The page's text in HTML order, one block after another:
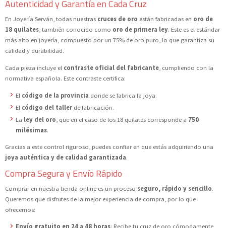
Autenticidad y Garantía en Cada Cruz
En Joyería Serván, todas nuestras cruces de oro están fabricadas en oro de
18 quilates, también conocido como oro de primera ley. Este es el estándar
más alto en joyería, compuesto por un 75% de oro puro, lo que garantiza su
calidad y durabilidad.
Cada pieza incluye el contraste oficial del fabricante , cumpliendo con la
normativa española. Este contraste certifica:
El código de la provincia donde se fabrica la joya.
El código del tallerde fabricación.
La ley del oro , que en el caso de los 18 quilates corresponde a 750
milésimas.
Gracias a este control riguroso, puedes confiar en que estás adquiriendo una
joya auténtica y de calidad garantizada.
Compra Segura y Envío Rápido
Comprar en nuestra tienda online es un proceso seguro, rápido y sencillo.
Queremos que disfrutes de la mejor experiencia de compra, por lo que
ofrecemos:
Envío gratuito en 24 a 48 horas: Recibe tu cruz de oro cómodamente